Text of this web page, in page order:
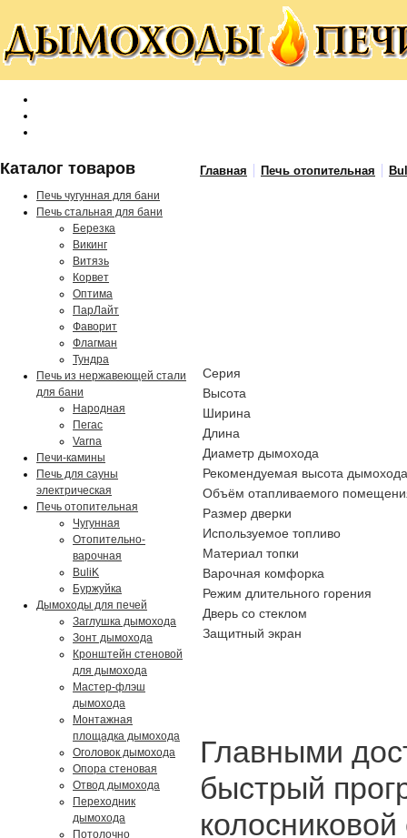
Каталог товаров
Печь чугунная для бани
Печь стальная для бани
Березка
Викинг
Витязь
Корвет
Оптима
ПарЛайт
Фаворит
Флагман
Тундра
Печь из нержавеющей стали
для бани
Народная
Пегас
Varna
Печи-камины
Печь для сауны
электрическая
Печь отопительная
Чугунная
Отопительно-
варочная
BuliK
Буржуйка
Дымоходы для печей
Заглушка дымохода
Зонт дымохода
Кронштейн стеновой
для дымохода
Мастер-флэш
дымохода
Монтажная
площадка дымохода
Оголовок дымохода
Опора стеновая
Отвод дымохода
Переходник
дымохода
Потолочно
Главная Печь отопительная
Серия
Высота
Ширина
Длина
Диаметр дымохода
Рекомендуемая высота дымохода
Объём отапливаемого
Размер дверки
Используемое топливо
Материал топки
Варочная комфорка
Режим длительного горения
Дверь со стеклом
Защитный экран
Главными
быстрый